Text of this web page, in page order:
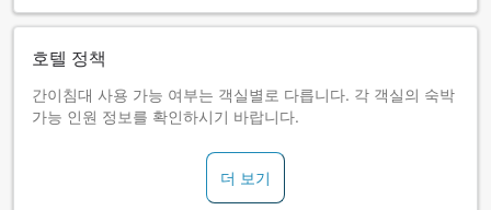
호텔 정책
간이침대 사용 가능 여부는 객실별로 다릅니다. 각 객실의 숙박
가능 인원 정보를 확인하시기 바랍니다.
더 보기